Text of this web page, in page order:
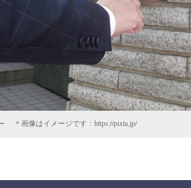
＊画像はイメージです：https://pixta.jp/